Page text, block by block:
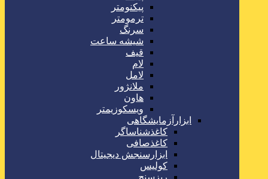
پیکنومتر
ترمومتر
سرنگ
شیشه ساعت
قیف
لام
لامل
ملانژور
هاون
ویسکوزیمتر
ابزارآزمایشگاهی
کاغذشناساگر
کاغذصافی
ابزارسنجش دیجیتال
کولیس
ریزسنج